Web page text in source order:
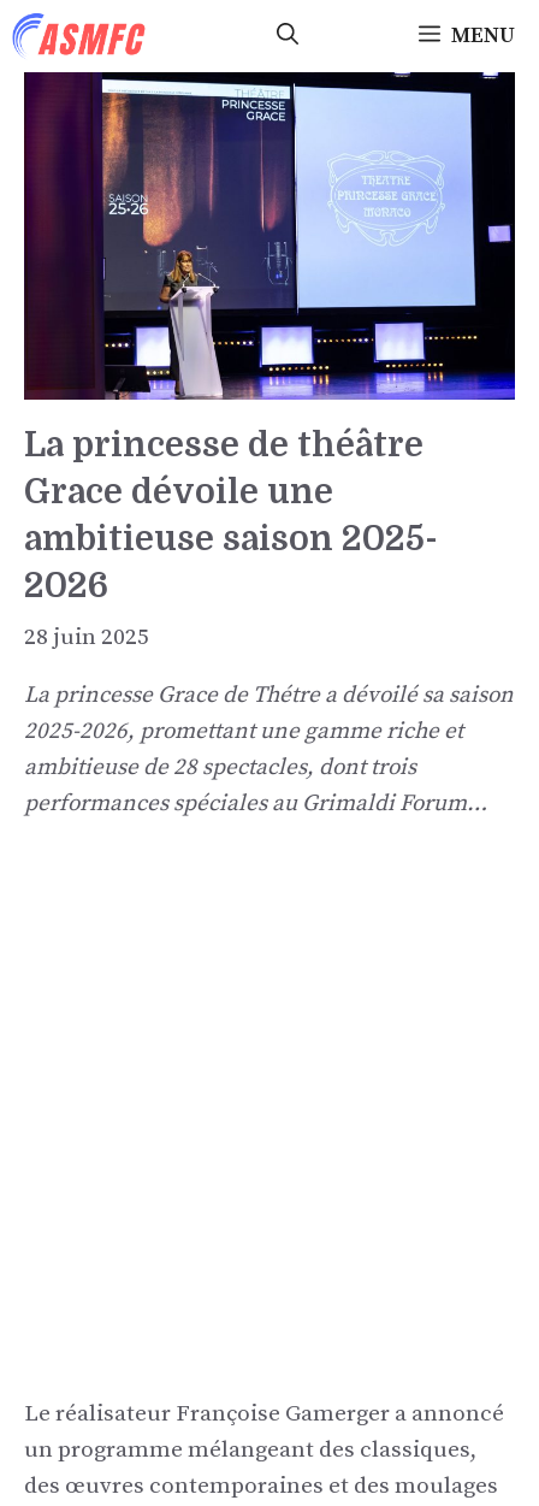
Aller
au
MENU
La princesse de théâtre
Grace dévoile une
ambitieuse saison 2025-
2026
28 juin 2025
La princesse Grace de Thétre a dévoilé sa saison
2025-2026, promettant une gamme riche et
ambitieuse de 28 spectacles, dont trois
performances spéciales au Grimaldi Forum…
Le réalisateur Françoise Gamerger a annoncé
un programme mélangeant des classiques,
des œuvres contemporaines et des moulages